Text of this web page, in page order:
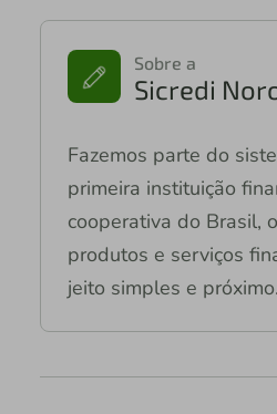
Sobre a
Sicredi
Fazemos parte do
primeira instituição
cooperativa do Brasil,
produtos e serviços
jeito simples e próximo.